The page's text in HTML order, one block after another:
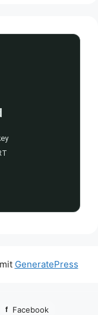
GeneratePress
f Facebook